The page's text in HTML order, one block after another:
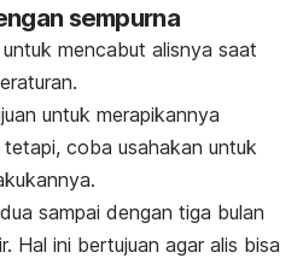
sempurna
mencabut alisnya saat
untuk merapikannya
tetapi, coba usahakan untuk
sampai dengan tiga bulan
Hal ini bertujuan agar alis bisa